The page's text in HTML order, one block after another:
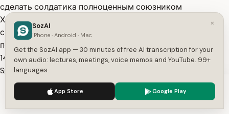
сделать солдатика полноценным союзником
Хомлендера и поставить пацанам задачу завалить
сразу двух суперов сви1, его просто выводят из
повествования.
14:40
Speaker A
Смотрите спинов, дорогие зрители. Но после такого
отношения, я думаю, его стал ждать намного меньше
людей.
We use cookies to enhance your experience.
×
SozAI
iPhone · Android · Mac
Get the SozAI app — 30 minutes of free AI transcription for your
own audio: lectures, meetings, voice memos and YouTube. 99+
languages.
App Store Google Play